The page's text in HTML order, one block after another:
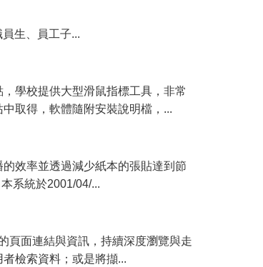
生、員工子...
學校提供大型滑鼠指標工具，非常
取得，軟體隨附安裝說明檔，...
效率並透過減少紙本的張貼達到節
系統於2001/04/...
頁面連結與資訊，持續深度瀏覽與走
檢索資料；或是將擷...